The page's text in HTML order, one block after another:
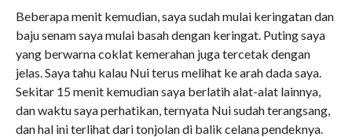
Beberapa menit kemudian, saya sudah mulai keringatan dan
baju senam saya mulai basah dengan keringat. Puting saya
yang berwarna coklat kemerahan juga tercetak dengan
jelas. Saya tahu kalau Nui terus melihat ke arah dada saya.
Sekitar 15 menit kemudian saya berlatih alat-alat lainnya,
dan waktu saya perhatikan, ternyata Nui sudah terangsang,
dan hal ini terlihat dari tonjolan di balik celana pendeknya.